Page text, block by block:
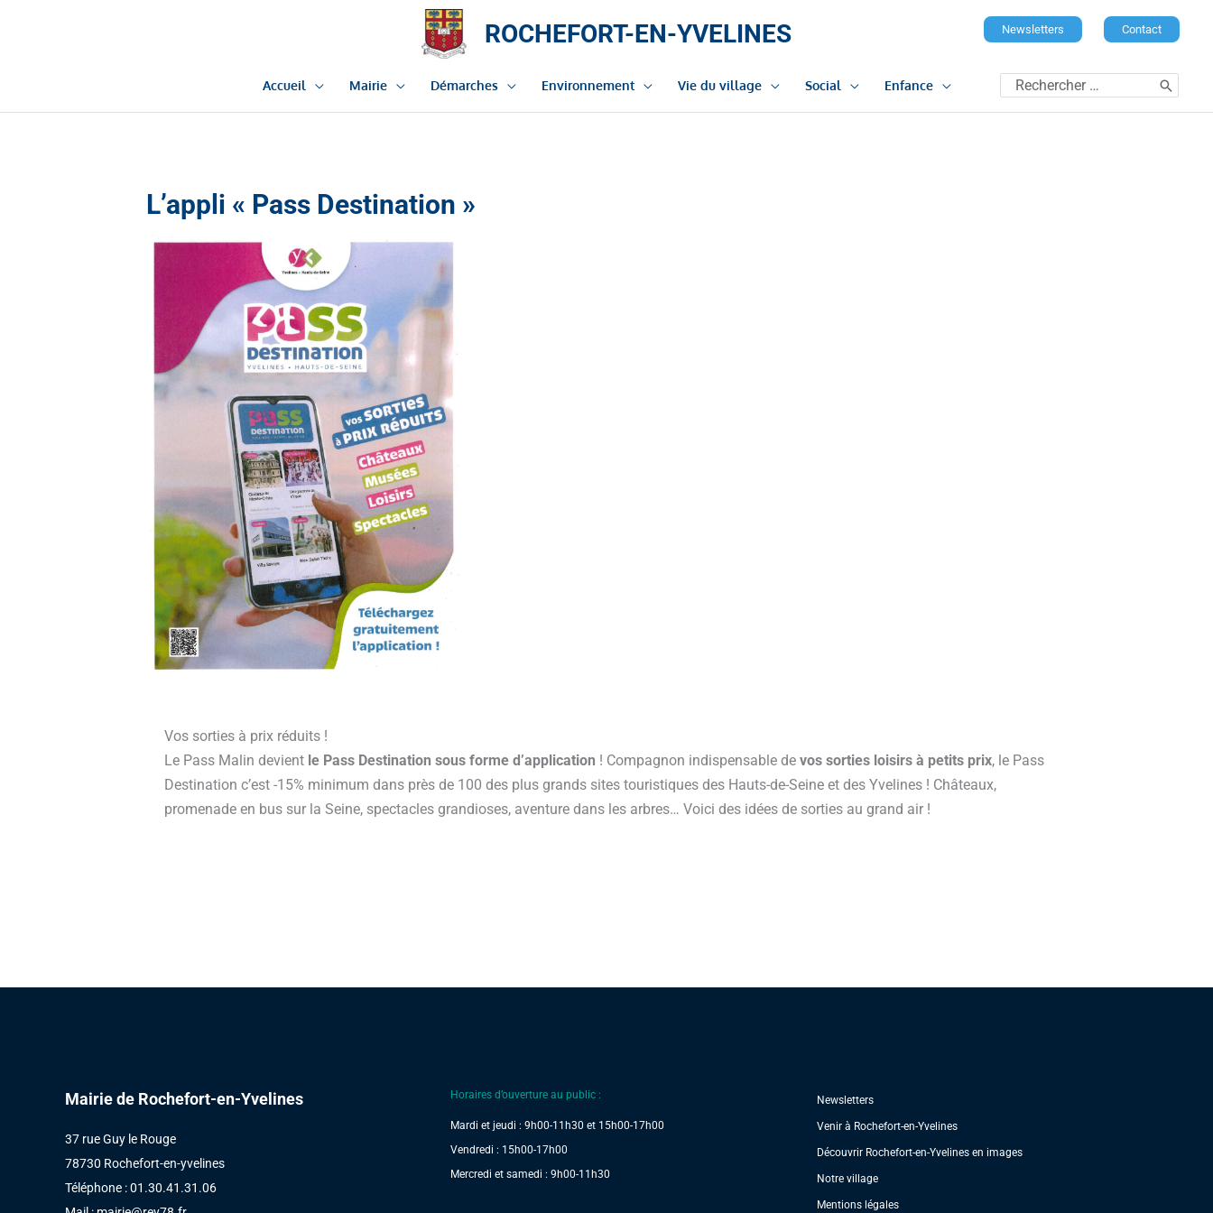
ROCHEFORT-EN-YVELINES Newsletters Contact
Accueil Mairie Démarches Environnement Vie du village Social Enfance Rechercher:
L’appli « Pass Destination »
Vos sorties à prix réduits !
Le Pass Malin devient le Pass Destination sous forme d’application ! Compagnon indispensable de vos sorties loisirs à petits prix, le Pass
Destination c’est -15% minimum dans près de 100 des plus grands sites touristiques des Hauts-de-Seine et des Yvelines ! Châteaux,
promenade en bus sur la Seine, spectacles grandioses, aventure dans les arbres… Voici des idées de sorties au grand air !
Mairie de Rochefort-en-Yvelines
37 rue Guy le Rouge
78730 Rochefort-en-yvelines
Téléphone : 01.30.41.31.06
Horaires d’ouverture au public :
Mardi et jeudi : 9h00-11h30 et 15h00-17h00
Vendredi : 15h00-17h00
Mercredi et samedi : 9h00-11h30
Newsletters
Venir à Rochefort-en-Yvelines
Découvrir Rochefort-en-Yvelines en images
Notre village
Mentions légales